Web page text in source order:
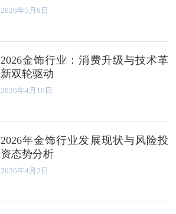
2026年5月6日
2026金饰行业：消费升级与技术革
新双轮驱动
2026年4月10日
2026年金饰行业发展现状与风险投
资态势分析
2026年4月2日